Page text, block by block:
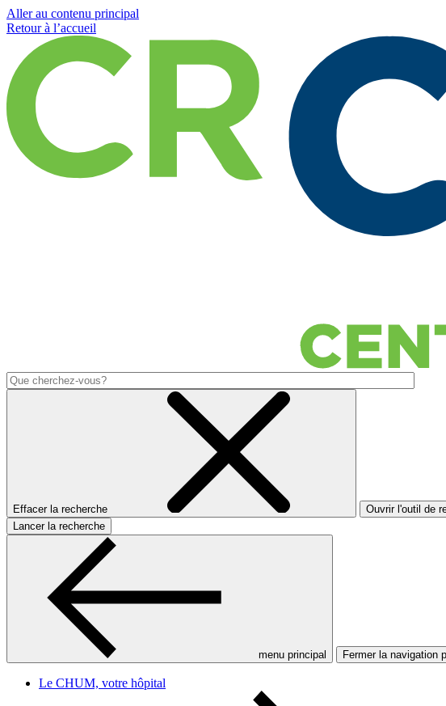
Aller au contenu principal
Retour à l’accueil
Effacer la recherche
Ouvrir l'outil de
Lancer la recherche
menu principal Fermer la navigation
Le CHUM, votre hôpital